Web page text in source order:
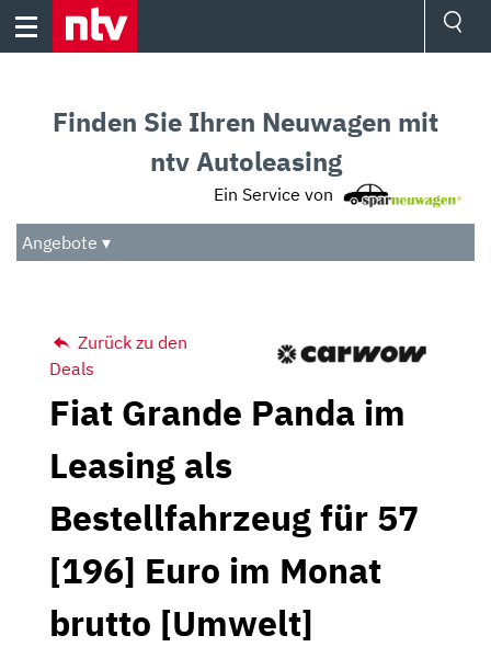
Skip
Audio
Das Beste
Finden Sie Ihren Neuwagen mit
ntv Autoleasing
Ein Service von
Angebote ▾
Zurück zu den
Deals
Fiat Grande Panda im
Leasing als
Bestellfahrzeug für 57
[196] Euro im Monat
brutto [Umwelt]